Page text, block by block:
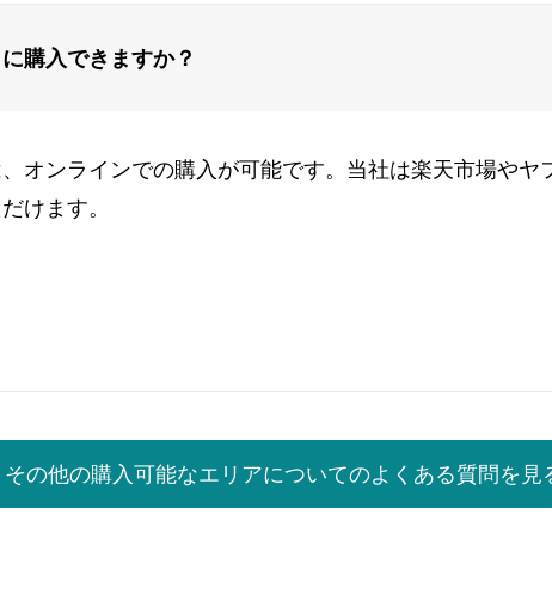
購入できますか？
オンラインでの購入が可能です。当社は楽天市場や
けます。
その他の購入可能なエリアについてのよくある質問を見